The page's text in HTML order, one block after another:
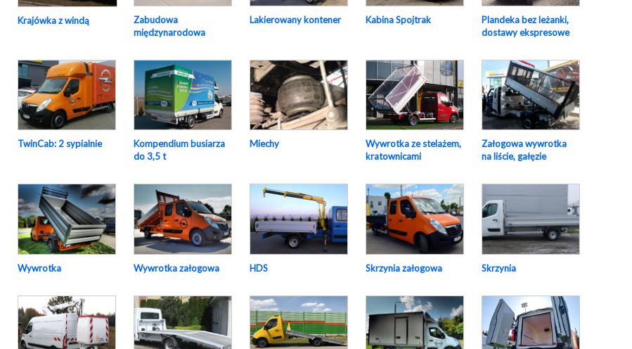
Krajówka z windą
Zabudowa
międzynarodowa
Lakierowany kontener Kabina Spojtrak
Plandeka bez leżanki,
dostawy ekspresowe
TwinCab: 2 sypialnie
Kompendium busiarza
do 3,5 t
Miechy
Wywrotka ze stelażem,
kratownicami
Załogowa wywrotka
na liście, gałęzie
Wywrotka Wywrotka załogowa HDS Skrzynia załogowa Skrzynia